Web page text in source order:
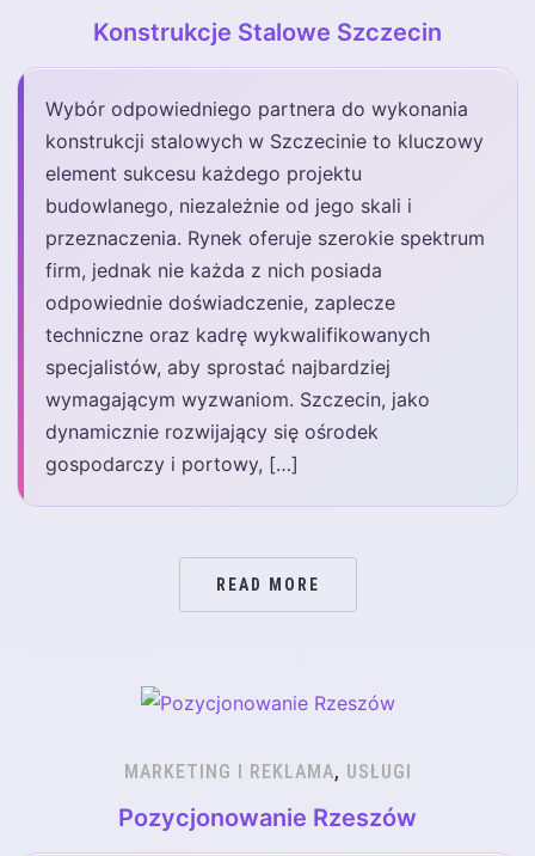
Konstrukcje Stalowe Szczecin
Wybór odpowiedniego partnera do wykonania
konstrukcji stalowych w Szczecinie to kluczowy
element sukcesu każdego projektu
budowlanego, niezależnie od jego skali i
przeznaczenia. Rynek oferuje szerokie spektrum
firm, jednak nie każda z nich posiada
odpowiednie doświadczenie, zaplecze
techniczne oraz kadrę wykwalifikowanych
specjalistów, aby sprostać najbardziej
wymagającym wyzwaniom. Szczecin, jako
dynamicznie rozwijający się ośrodek
gospodarczy i portowy, […]
READ MORE
MARKETING I REKLAMA, USŁUGI
Pozycjonowanie Rzeszów